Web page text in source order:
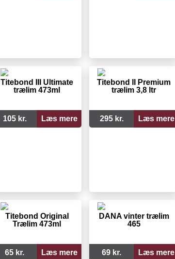
Titebond III Ultimate
trælim 473ml
105 kr. Læs mere
Titebond II Premium
trælim 3,8 ltr
295 kr. Læs mere
Titebond Original
Trælim 473ml
65 kr. Læs mere
DANA vinter trælim
465
69 kr. Læs mere